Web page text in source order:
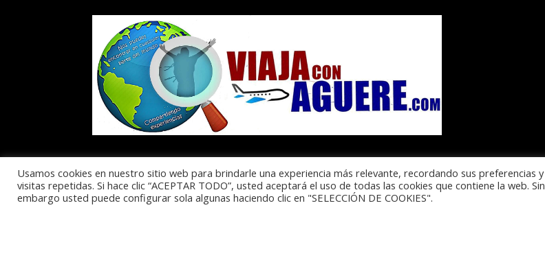
Usamos cookies en nuestro sitio web para brindarle una experiencia más relevante, recordando sus preferencias y
visitas repetidas. Si hace clic “ACEPTAR TODO”, usted aceptará el uso de todas las cookies que contiene la web. Sin
embargo usted puede configurar sola algunas haciendo clic en "SELECCIÓN DE COOKIES".